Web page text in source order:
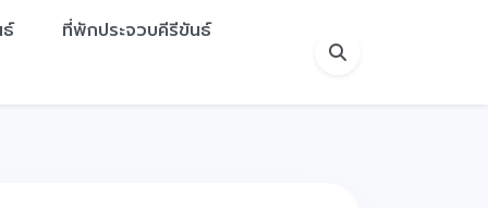
ที่พักประจวบคีรีขันธ์